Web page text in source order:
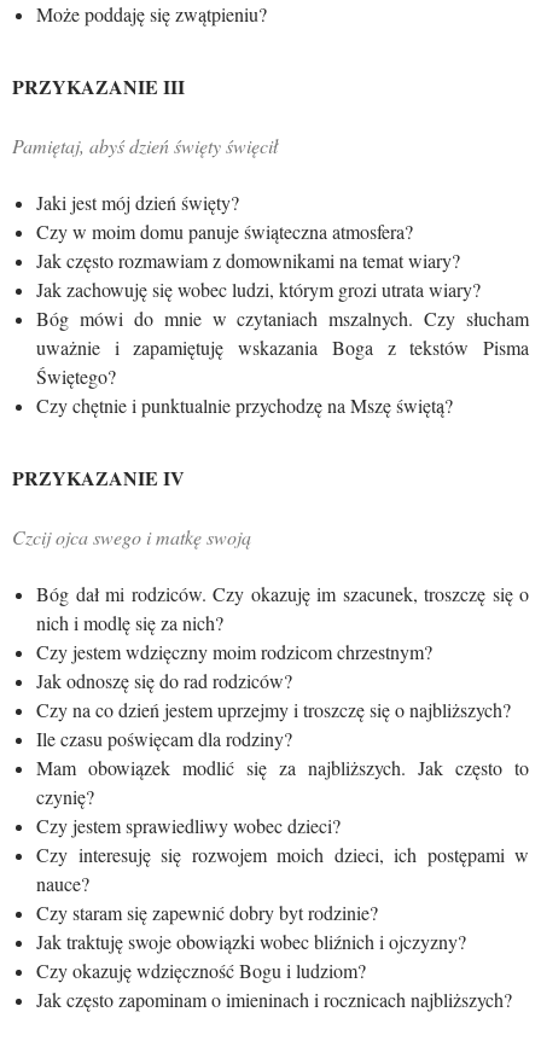
Może poddaję się zwątpieniu?
PRZYKAZANIE III
Pamiętaj, abyś dzień święty święcił
Jaki jest mój dzień święty?
Czy w moim domu panuje świąteczna atmosfera?
Jak często rozmawiam z domownikami na temat wiary?
Jak zachowuję się wobec ludzi, którym grozi utrata wiary?
Bóg mówi do mnie w czytaniach mszalnych. Czy słucham
uważnie i zapamiętuję wskazania Boga z tekstów Pisma
Świętego?
Czy chętnie i punktualnie przychodzę na Mszę świętą?
PRZYKAZANIE IV
Czcij ojca swego i matkę swoją
Bóg dał mi rodziców. Czy okazuję im szacunek, troszczę się o
nich i modlę się za nich?
Czy jestem wdzięczny moim rodzicom chrzestnym?
Jak odnoszę się do rad rodziców?
Czy na co dzień jestem uprzejmy i troszczę się o najbliższych?
Ile czasu poświęcam dla rodziny?
Mam obowiązek modlić się za najbliższych. Jak często to
czynię?
Czy jestem sprawiedliwy wobec dzieci?
Czy interesuję się rozwojem moich dzieci, ich postępami w
nauce?
Czy staram się zapewnić dobry byt rodzinie?
Jak traktuję swoje obowiązki wobec bliźnich i ojczyzny?
Czy okazuję wdzięczność Bogu i ludziom?
Jak często zapominam o imieninach i rocznicach najbliższych?